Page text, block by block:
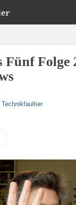
Fünf Folge
Technikfaultier